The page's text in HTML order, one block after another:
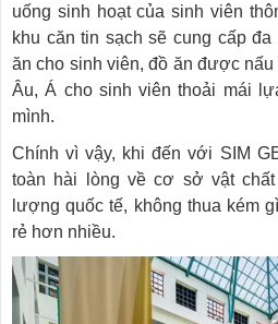
uống sinh hoạt của sinh viên
khu căn tin sạch sẽ cung cấp
ăn cho sinh viên, đồ ăn được
Âu, Á cho sinh viên thoải mái
mình.
Chính vì vậy, khi đến với SIM
toàn hài lòng về cơ sở vật
lượng quốc tế, không thua kém
rẻ hơn nhiều.